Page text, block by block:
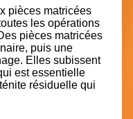
pièces matricées
les opérations
pièces matricées
puis une
Elles subissent
est essentielle
résiduelle qui